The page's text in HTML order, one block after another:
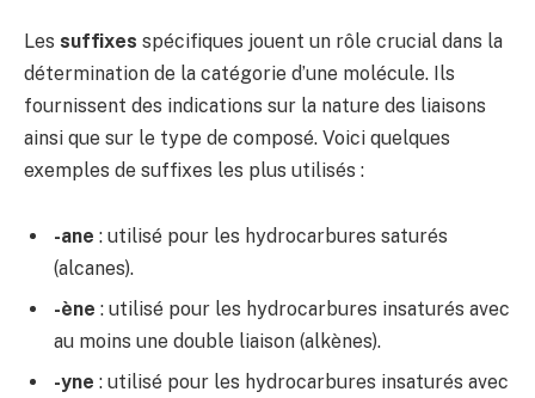
Les suffixes spécifiques jouent un rôle crucial dans la
détermination de la catégorie d’une molécule. Ils
fournissent des indications sur la nature des liaisons
ainsi que sur le type de composé. Voici quelques
exemples de suffixes les plus utilisés :
-ane : utilisé pour les hydrocarbures saturés
(alcanes).
-ène : utilisé pour les hydrocarbures insaturés avec
au moins une double liaison (alkènes).
-yne : utilisé pour les hydrocarbures insaturés avec